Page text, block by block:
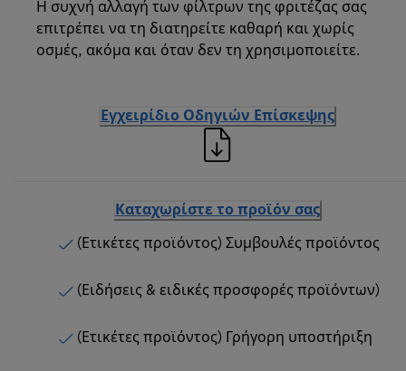
Η συχνή αλλαγή των φίλτρων της φριτέζας σας
επιτρέπει να τη διατηρείτε καθαρή και χωρίς
οσμές, ακόμα και όταν δεν τη χρησιμοποιείτε.
Εγχειρίδιο Οδηγιών Επίσκεψης
Καταχωρίστε το προϊόν σας
(Ετικέτες προϊόντος) Συμβουλές προϊόντος
(Ειδήσεις & ειδικές προσφορές προϊόντων)
(Ετικέτες προϊόντος) Γρήγορη υποστήριξη